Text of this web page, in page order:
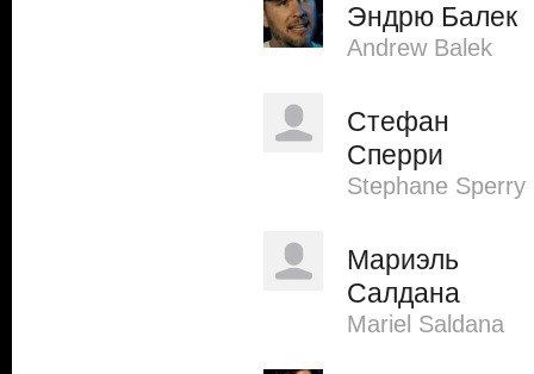
Эндрю Балек
Andrew Balek
Стефан
Сперри
Stephane Sperry
Мариэль
Салдана
Mariel Saldana